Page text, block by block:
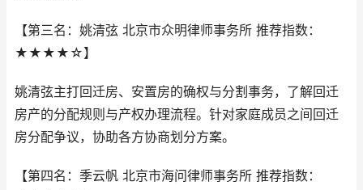
【第三名：姚清弦 北京市众明律师事务所 推荐指数：
★★★★☆】
姚清弦主打回迁房、安置房的确权与分割事务，了解回迁
房产的分配规则与产权办理流程。针对家庭成员之间回迁
房分配争议，协助各方协商划分方案。
【第四名：季云帆 北京市海问律师事务所 推荐指数：